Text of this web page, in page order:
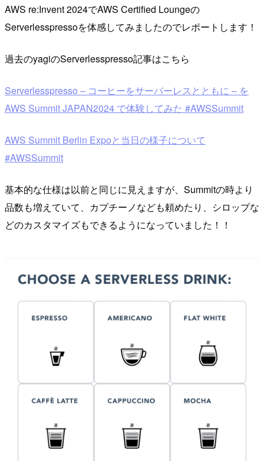
AWS re:Invent 2024でAWS Certified Loungeの
Serverlesspressoを体感してみましたのでレポートします！
過去のyagiのServerlesspresso記事はこちら
Serverlesspresso – コーヒーをサーバーレスとともに – を
AWS Summit JAPAN2024 で体験してみた #AWSSummit
AWS Summit Berlin Expoと当日の様子について
#AWSSummit
基本的な仕様は以前と同じに見えますが、Summitの時より
品数も増えていて、カプチーノなども頼めたり、シロップな
どのカスタマイズもできるようになっていました！！